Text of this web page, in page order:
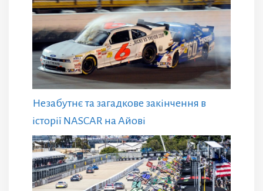
Незабутнє та загадкове закінчення в
історії NASCAR на Айові